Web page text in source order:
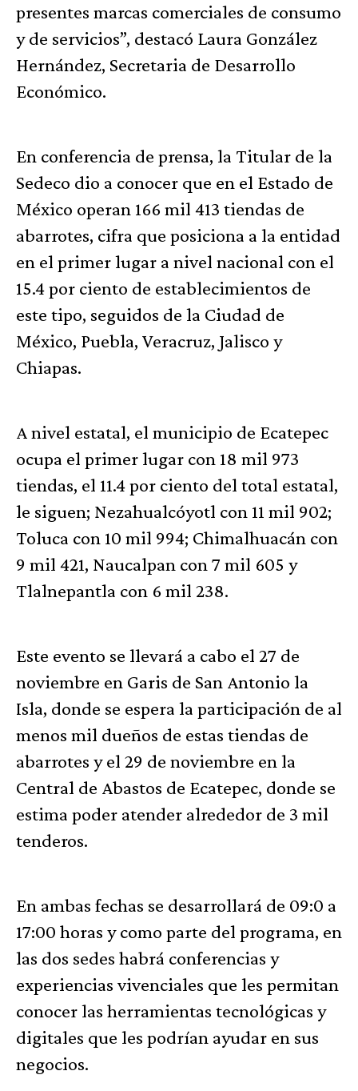
presentes marcas comerciales de consumo
y de servicios”, destacó Laura González
Hernández, Secretaria de Desarrollo
Económico.
En conferencia de prensa, la Titular de la
Sedeco dio a conocer que en el Estado de
México operan 166 mil 413 tiendas de
abarrotes, cifra que posiciona a la entidad
en el primer lugar a nivel nacional con el
15.4 por ciento de establecimientos de
este tipo, seguidos de la Ciudad de
México, Puebla, Veracruz, Jalisco y
Chiapas.
A nivel estatal, el municipio de Ecatepec
ocupa el primer lugar con 18 mil 973
tiendas, el 11.4 por ciento del total estatal,
le siguen; Nezahualcóyotl con 11 mil 902;
Toluca con 10 mil 994; Chimalhuacán con
9 mil 421, Naucalpan con 7 mil 605 y
Tlalnepantla con 6 mil 238.
Este evento se llevará a cabo el 27 de
noviembre en Garis de San Antonio la
Isla, donde se espera la participación de al
menos mil dueños de estas tiendas de
abarrotes y el 29 de noviembre en la
Central de Abastos de Ecatepec, donde se
estima poder atender alrededor de 3 mil
tenderos.
En ambas fechas se desarrollará de 09:0 a
17:00 horas y como parte del programa, en
las dos sedes habrá conferencias y
experiencias vivenciales que les permitan
conocer las herramientas tecnológicas y
digitales que les podrían ayudar en sus
negocios.